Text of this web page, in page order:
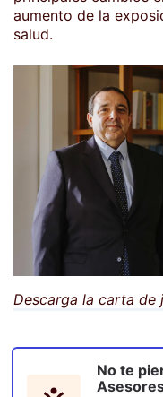
aumento de la
salud.
Descarga la carta de
No te